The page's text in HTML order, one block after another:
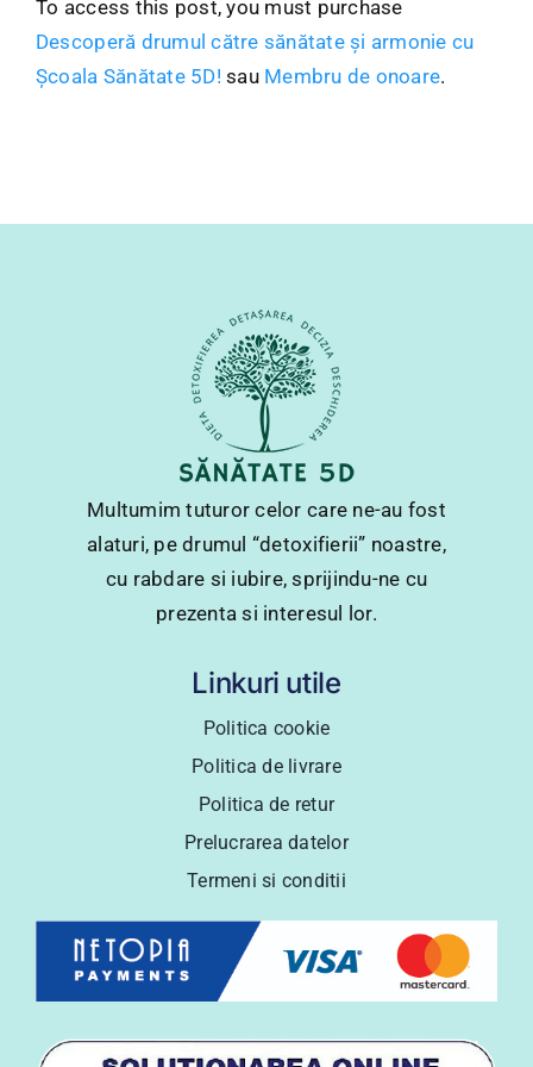
To access this post, you must purchase
Descoperă drumul către sănătate și armonie cu
Școala Sănătate 5D! sau Membru de onoare.
Multumim tuturor celor care ne-au fost
alaturi, pe drumul “detoxifierii” noastre,
cu rabdare si iubire, sprijindu-ne cu
prezenta si interesul lor.
Linkuri utile
Politica cookie
Politica de livrare
Politica de retur
Prelucrarea datelor
Termeni si conditii